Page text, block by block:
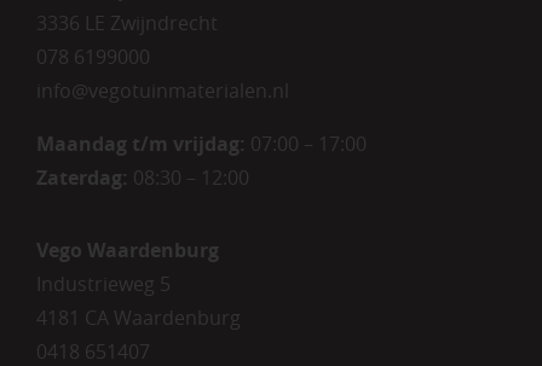
3336 LE Zwijndrecht
078 6199000
info@vegotuinmaterialen.nl
Maandag t/m vrijdag: 07:00 – 17:00
Zaterdag: 08:30 – 12:00
Vego Waardenburg
Industrieweg 5
4181 CA Waardenburg
0418 651407